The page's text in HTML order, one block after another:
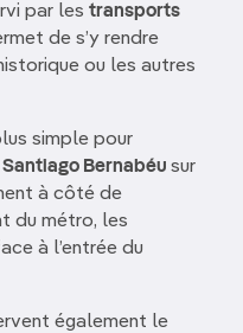
par les transports
de s’y rendre
ou les autres
simple pour
Bernabéu sur
à côté de
du métro, les
à l’entrée du
également le